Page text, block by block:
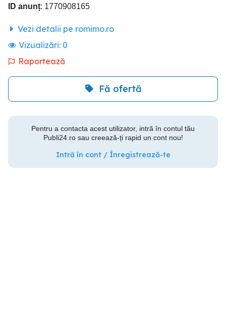
ID anunț: 1770908165
Vezi detalii pe romimo.ro
Vizualizări: 0
Raportează
Fă ofertă
Pentru a contacta acest utilizator, intră în contul tău
Publi24.ro sau creează-ți rapid un cont nou!
Intră în cont / Înregistrează-te